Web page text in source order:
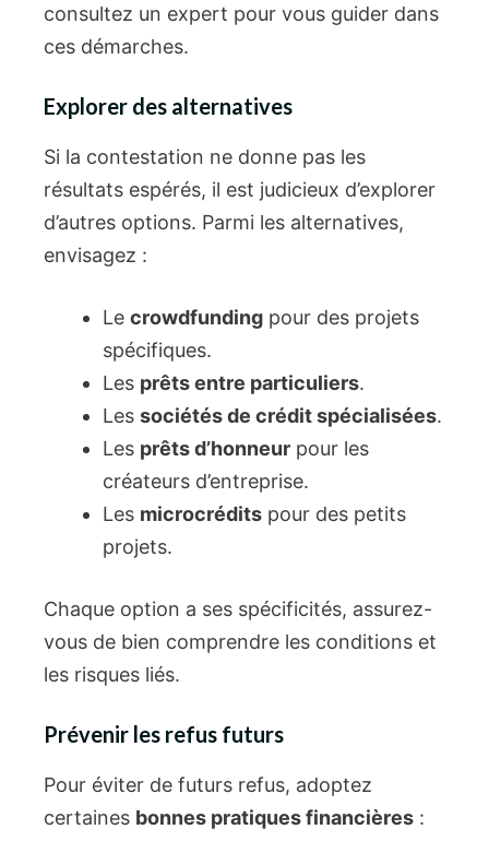
consultez un expert pour vous guider dans
ces démarches.
Explorer des alternatives
Si la contestation ne donne pas les
résultats espérés, il est judicieux d’explorer
d’autres options. Parmi les alternatives,
envisagez :
Le crowdfunding pour des projets
spécifiques.
Les prêts entre particuliers.
Les sociétés de crédit spécialisées.
Les prêts d’honneur pour les
créateurs d’entreprise.
Les microcrédits pour des petits
projets.
Chaque option a ses spécificités, assurez-
vous de bien comprendre les conditions et
les risques liés.
Prévenir les refus futurs
Pour éviter de futurs refus, adoptez
certaines bonnes pratiques financières :